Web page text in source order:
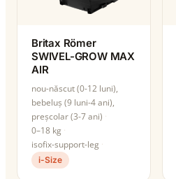
Britax Römer
SWIVEL-GROW MAX
AIR
nou-născut (0-12 luni),
bebeluș (9 luni-4 ani),
preșcolar (3-7 ani)
0–18 kg
isofix-support-leg
i-Size